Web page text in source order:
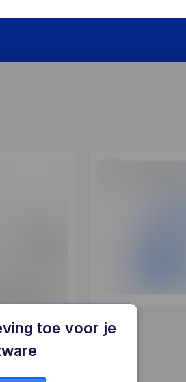
toe voor je